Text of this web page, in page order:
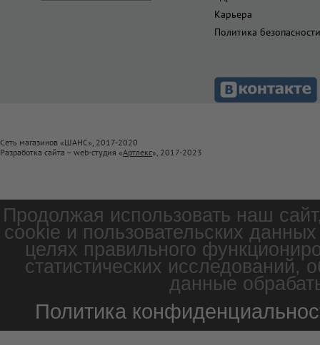
Карьера
Политика безопасности
Сеть магазинов «ШАНС», 2017-2020
Разработка сайта – web-студия «Артлекс», 2017-2023
Продолжая использовать наш
cookie и пользовательских
целях правильного
статистических
данные
Политика